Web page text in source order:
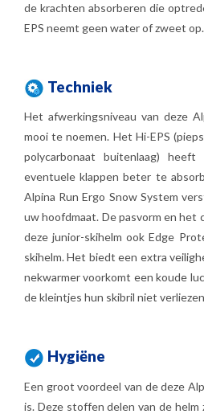
de krachten absorberen die
EPS neemt geen water of zweet op.
Techniek
Het afwerkingsniveau van deze
mooi te noemen. Het Hi-EPS
polycarbonaat buitenlaag)
eventuele klappen beter te
Alpina Run Ergo Snow System
uw hoofdmaat. De pasvorm en het
deze junior-skihelm ook Edge
skihelm. Het biedt een extra
nekwarmer voorkomt een koude
de kleintjes hun skibril niet
Hygiëne
Een groot voordeel van de deze
is. Deze stoffen delen van de helm